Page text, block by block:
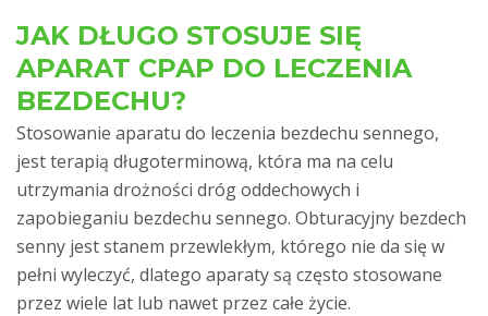
JAK DŁUGO STOSUJE SIĘ
APARAT CPAP DO LECZENIA
BEZDECHU?
Stosowanie aparatu do leczenia bezdechu sennego,
jest terapią długoterminową, która ma na celu
utrzymania drożności dróg oddechowych i
zapobieganiu bezdechu sennego. Obturacyjny bezdech
senny jest stanem przewlekłym, którego nie da się w
pełni wyleczyć, dlatego aparaty są często stosowane
przez wiele lat lub nawet przez całe życie.